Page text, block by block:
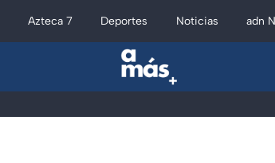
Azteca 7 Deportes Noticias adn